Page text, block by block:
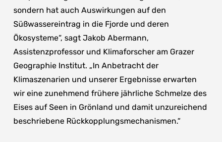
sondern hat auch Auswirkungen auf den
Süßwassereintrag in die Fjorde und deren
Ökosysteme“, sagt Jakob Abermann,
Assistenzprofessor und Klimaforscher am Grazer
Geographie Institut. „In Anbetracht der
Klimaszenarien und unserer Ergebnisse erwarten
wir eine zunehmend frühere jährliche Schmelze des
Eises auf Seen in Grönland und damit unzureichend
beschriebene Rückkopplungsmechanismen.“